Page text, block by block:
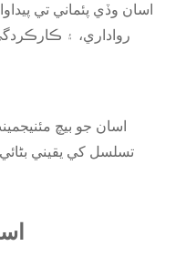
اسان وڏي پئماني تي
رواداري، ۽ ڪارڪردگي
اسان جو بيچ
تسلسل کي يقيني